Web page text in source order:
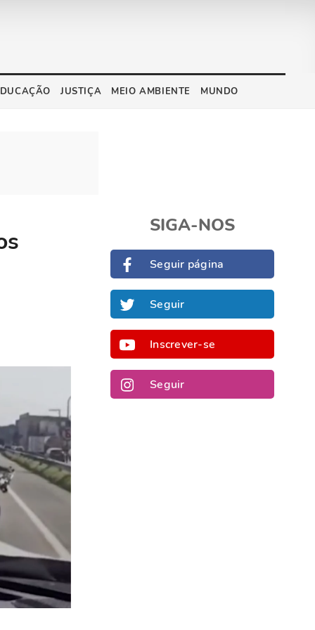
JUSTIÇA MEIO AMBIENTE MUNDO
SIGA-NOS
Seguir página
Seguir
Inscrever-se
Seguir